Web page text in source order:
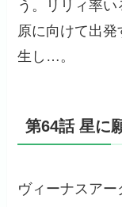
う。リリィ率
原に向けて出
生し…。
第64話 星に
ヴィーナスア